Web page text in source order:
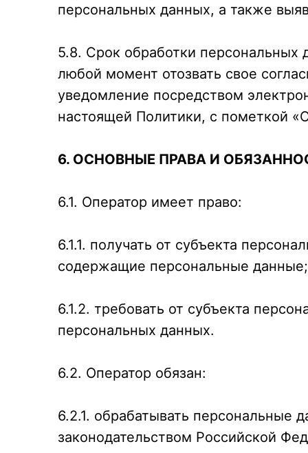
персональных данных, а также
5.8. Срок обработки персональных
любой момент отозвать свое
уведомление посредством
настоящей Политики, с пометкой
6. ОСНОВНЫЕ ПРАВА И
6.1. Оператор имеет право:
6.1.1. получать от субъекта
содержащие персональные данные;
6.1.2. требовать от субъекта
персональных данных.
6.2. Оператор обязан:
6.2.1. обрабатывать персональные
законодательством Российской